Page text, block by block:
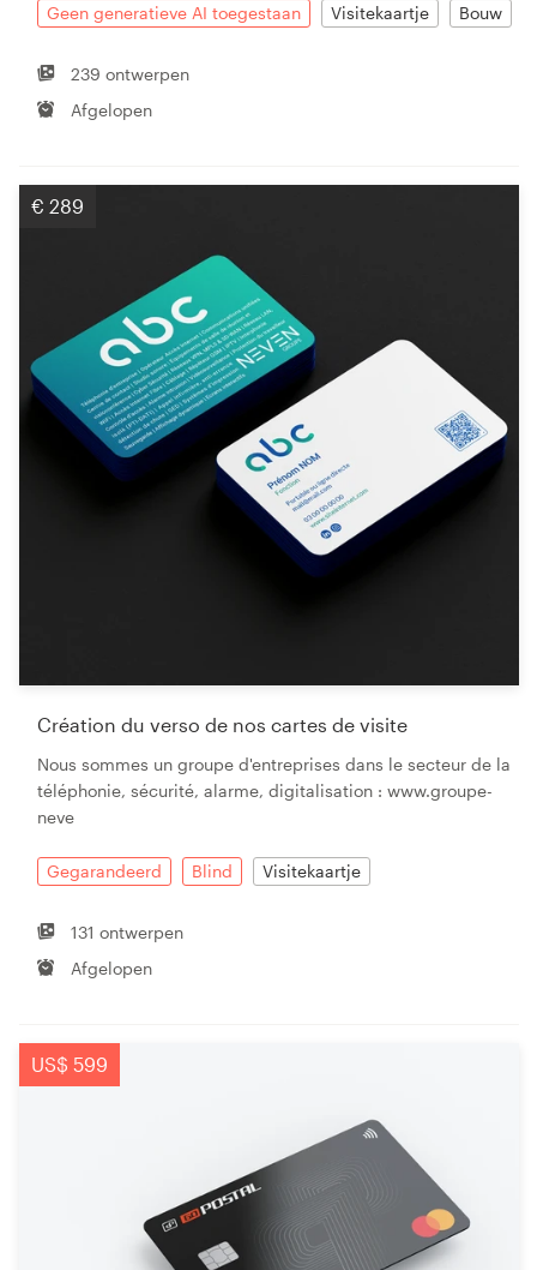
Geen generatieve AI toegestaan
Visitekaartje Bouw
239 ontwerpen
Afgelopen
€ 289
Création du verso de nos cartes de visite
Nous sommes un groupe d'entreprises dans le secteur de la
téléphonie, sécurité, alarme, digitalisation : www.groupe-
neve
Gegarandeerd Blind Visitekaartje
131 ontwerpen
Afgelopen
US$ 599